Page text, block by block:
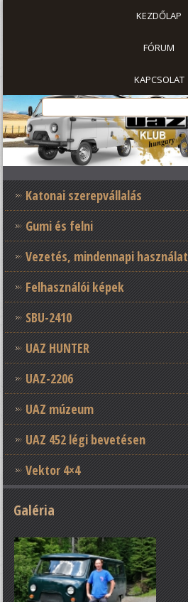
KEZDŐLAP
FÓRUM
KAPCSOLAT
Katonai szerepvállalás
Gumi és felni
Vezetés, mindennapi használat
Felhasználói képek
SBU-2410
UAZ HUNTER
UAZ-2206
UAZ múzeum
UAZ 452 légi bevetésen
Vektor 4×4
Galéria